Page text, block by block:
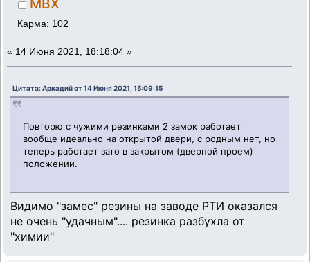
MBX
Карма: 102
« 14 Июня 2021, 18:18:04 »
Цитата: Аркадий от 14 Июня 2021, 15:09:15
Повторю с чужими резинками 2 замок работает
вообще идеально на открытой двери, с родным нет, но
теперь работает зато в закрытом (дверной проем)
положении.
Видимо "замес" резины на заводе РТИ оказался
не очень "удачным".... резинка разбухла от
"химии"